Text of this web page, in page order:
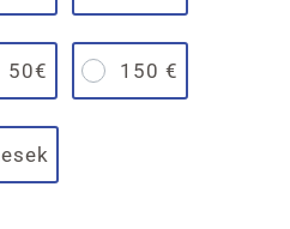
50€ 150 €